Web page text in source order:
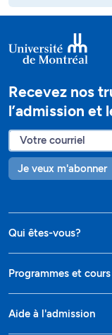
Recevez nos
l’admission et
Je veux m'abonner
Qui êtes-vous?
Programmes et cours
Aide à l'admission